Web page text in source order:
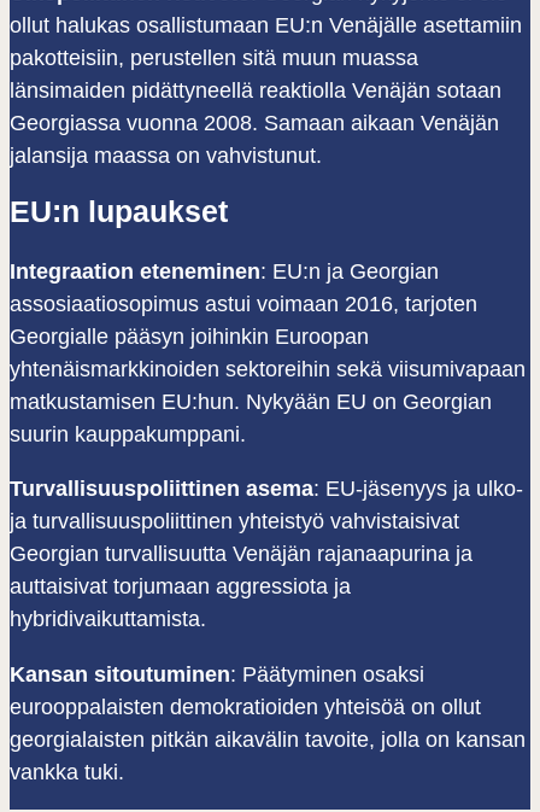
ollut halukas osallistumaan EU:n Venäjälle asettamiin
pakotteisiin, perustellen sitä muun muassa
länsimaiden pidättyneellä reaktiolla Venäjän sotaan
Georgiassa vuonna 2008. Samaan aikaan Venäjän
jalansija maassa on vahvistunut.
EU:n lupaukset
Integraation eteneminen: EU:n ja Georgian
assosiaatiosopimus astui voimaan 2016, tarjoten
Georgialle pääsyn joihinkin Euroopan
yhtenäismarkkinoiden sektoreihin sekä viisumivapaan
matkustamisen EU:hun. Nykyään EU on Georgian
suurin kauppakumppani.
Turvallisuuspoliittinen asema: EU-jäsenyys ja ulko-
ja turvallisuuspoliittinen yhteistyö vahvistaisivat
Georgian turvallisuutta Venäjän rajanaapurina ja
auttaisivat torjumaan aggressiota ja
hybridivaikuttamista.
Kansan sitoutuminen: Päätyminen osaksi
eurooppalaisten demokratioiden yhteisöä on ollut
georgialaisten pitkän aikavälin tavoite, jolla on kansan
vankka tuki.